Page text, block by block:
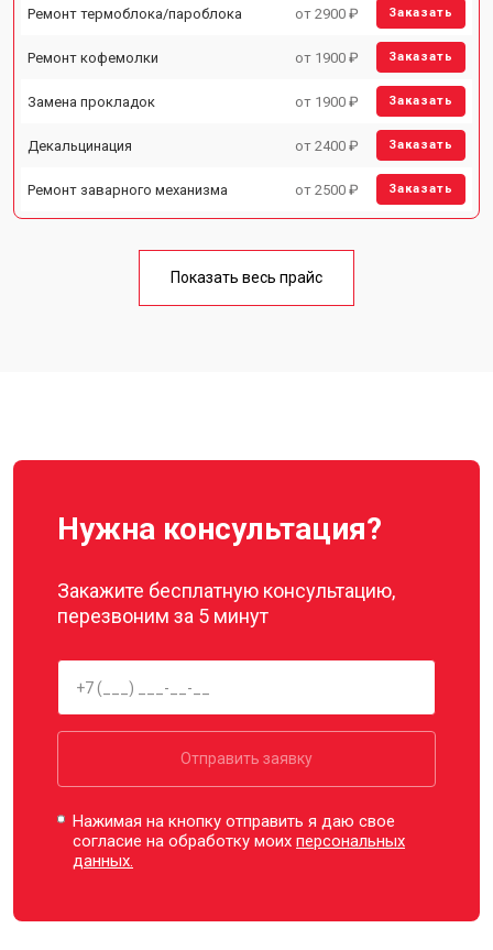
Ремонт термоблока/пароблока от 2900 ₽ Заказать
Ремонт кофемолки от 1900 ₽ Заказать
Замена прокладок от 1900 ₽ Заказать
Декальцинация от 2400 ₽ Заказать
Ремонт заварного механизма от 2500 ₽ Заказать
Показать весь прайс
Нужна консультация?
Закажите бесплатную консультацию,
перезвоним за 5 минут
Отправить заявку
Нажимая на кнопку отправить я даю свое
согласие на обработку моихперсональных
данных.